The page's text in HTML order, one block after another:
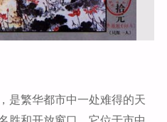
是繁华都市中一处难得的天